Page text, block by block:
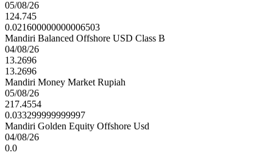
05/08/26
124.745
0.021600000000006503
Mandiri Balanced Offshore USD Class B
04/08/26
13.2696
13.2696
Mandiri Money Market Rupiah
05/08/26
217.4554
0.033299999999997
Mandiri Golden Equity Offshore Usd
04/08/26
0.0